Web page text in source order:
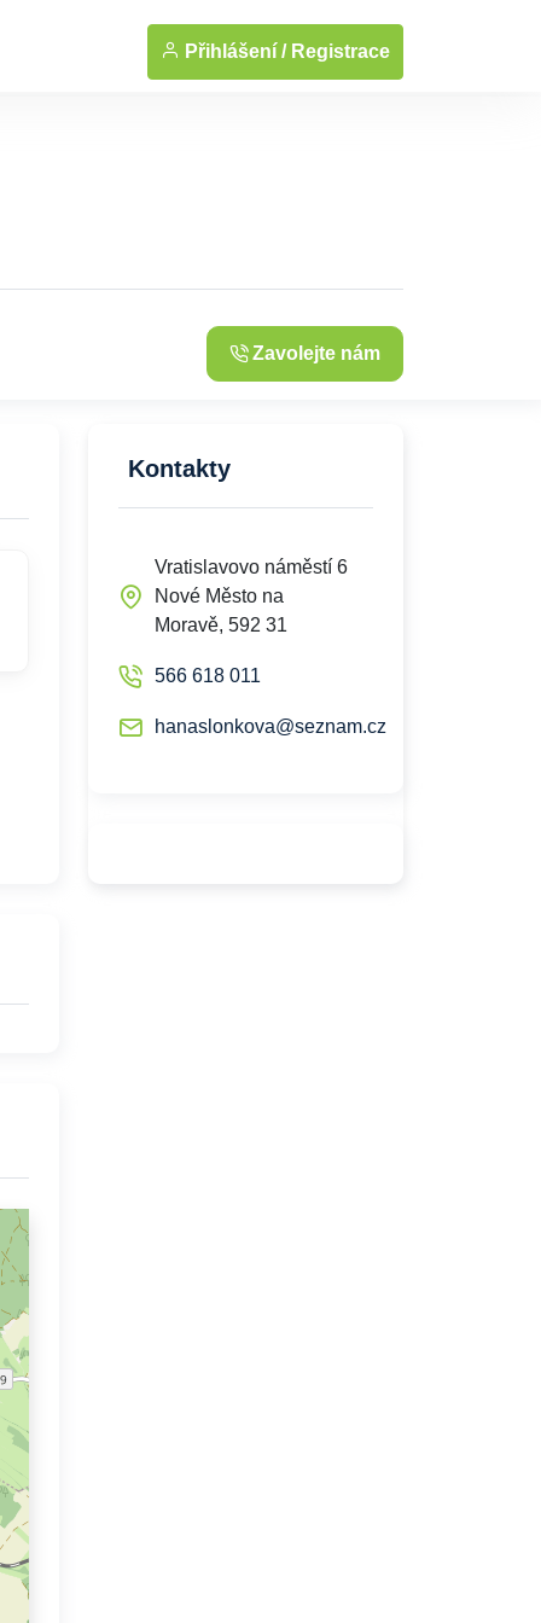
Přihlášení / Registrace
... Zobrazit fotografie
Zavolejte nám
Kontakty
Vratislavovo náměstí 6
Nové Město na
Moravě, 592 31
566 618 011
hanaslonkova@seznam.cz